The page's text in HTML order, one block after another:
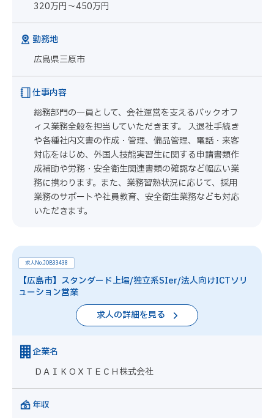
320万円～450万円
勤務地
広島県三原市
仕事内容
総務部門の一員として、会社運営を支えるバックオフ
ィス業務全般を担当していただきます。 入退社手続き
や各種社内文書の作成・管理、備品管理、電話・来客
対応をはじめ、外国人技能実習生に関する申請書類作
成補助や労務・安全衛生関連書類の確認など幅広い業
務に携わります。また、業務習熟状況に応じて、採用
業務のサポートや社員教育、安全衛生業務なども対応
いただきます。
求人No.JOB33438
【広島市】スタンダード上場/独立系SIer/法人向けICTソリ
ューション営業
求人の詳細を見る
企業名
ＤＡＩＫＯＸＴＥＣＨ株式会社
年収